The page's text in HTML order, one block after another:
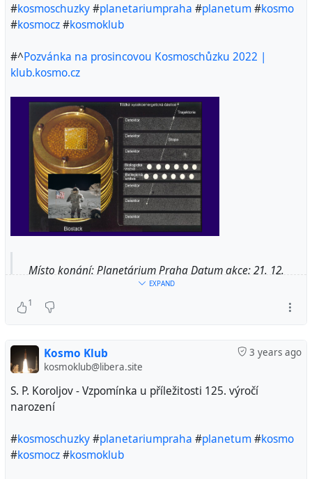
#kosmoschuzky#planetariumpraha #planetum#kosmo
#kosmocz#kosmoklub
#^Pozvánka na prosincovou Kosmoschůzku 2022 |
klub.kosmo.cz
Místo konání: Planetárium Praha Datum akce: 21. 12.
2022 Začátek akce: 17:30 Předpokládaný konec akce:
20:00 Program Kde získat více informací? Přidejte se k
EXPAND
1
3 years ago
Kosmo Klub
kosmoklub@libera.site
S. P. Koroljov - Vzpomínka u příležitosti 125. výročí
narození
#kosmoschuzky#planetariumpraha #planetum#kosmo
#kosmocz#kosmoklub